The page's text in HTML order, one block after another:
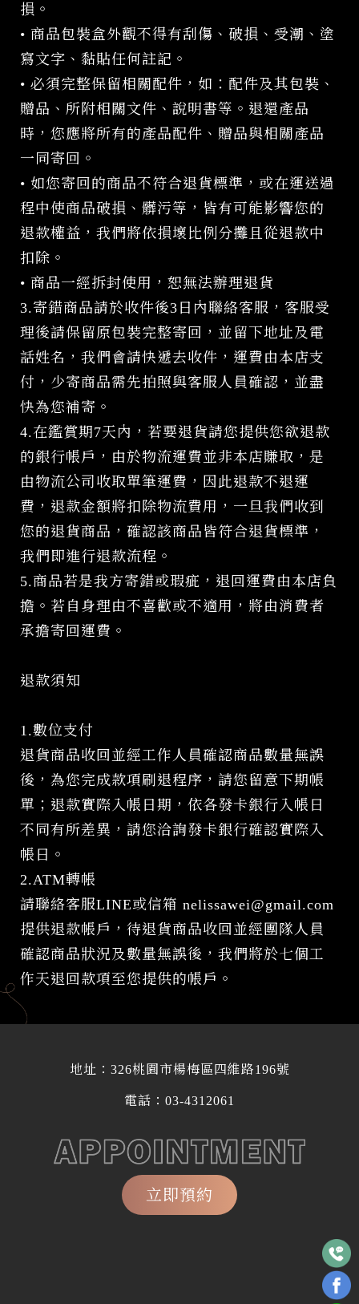
損。
• 商品包裝盒外觀不得有刮傷、破損、受潮、塗
寫文字、黏貼任何註記。
• 必須完整保留相關配件，如：配件及其包裝、
贈品、所附相關文件、說明書等。退還產品
時，您應將所有的產品配件、贈品與相關產品
一同寄回。
• 如您寄回的商品不符合退貨標準，或在運送過
程中使商品破損、髒污等，皆有可能影響您的
退款權益，我們將依損壞比例分攤且從退款中
扣除。
• 商品一經拆封使用，恕無法辦理退貨
3.寄錯商品請於收件後3日內聯絡客服，客服受
理後請保留原包裝完整寄回，並留下地址及電
話姓名，我們會請快遞去收件，運費由本店支
付，少寄商品需先拍照與客服人員確認，並盡
快為您補寄。
4.在鑑賞期7天內，若要退貨請您提供您欲退款
的銀行帳戶，由於物流運費並非本店賺取，是
由物流公司收取單筆運費，因此退款不退運
費，退款金額將扣除物流費用，一旦我們收到
您的退貨商品，確認該商品皆符合退貨標準，
我們即進行退款流程。
5.商品若是我方寄錯或瑕疵，退回運費由本店負
擔。若自身理由不喜歡或不適用，將由消費者
承擔寄回運費。
退款須知
1.數位支付
退貨商品收回並經工作人員確認商品數量無誤
後，為您完成款項刷退程序，請您留意下期帳
單；退款實際入帳日期，依各發卡銀行入帳日
不同有所差異，請您洽詢發卡銀行確認實際入
帳日。
2.ATM轉帳
請聯絡客服LINE或信箱 nelissawei@gmail.com
提供退款帳戶，待退貨商品收回並經團隊人員
確認商品狀況及數量無誤後，我們將於七個工
作天退回款項至您提供的帳戶。
地址： 326桃園市楊梅區四維路196號
電話： 03-4312061
立即預約